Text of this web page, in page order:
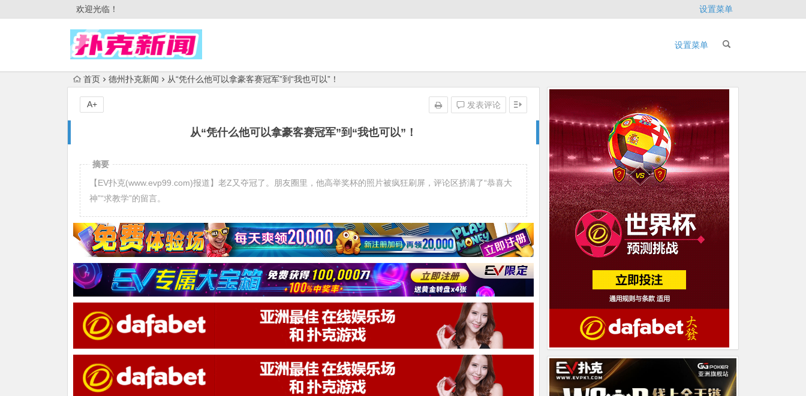
欢迎光临！ 设置菜单
设置菜单
首页 德州扑克新闻 从“凭什么他可以拿豪客赛冠军”到“我也可以”！
从“凭什么他可以拿豪客赛冠军”到“我也可以”！
发表评论
A+
摘要
【EV扑克(www.evp99.com)报道】老Z又夺冠了。朋友圈里，他高举奖杯的照片被疯狂刷屏，评论区挤满了“恭喜大
神”“求教学”的留言。